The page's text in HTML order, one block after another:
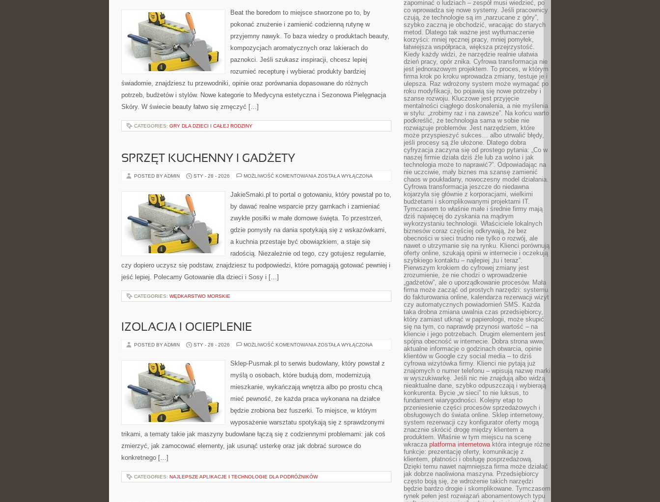
Beat the boredom to miejsce stworzone po to, by
pokonać znużenie i zamienić codzienną rutynę w
przyjemny nawyk. To baza wiedzy o produktach beauty,
kompozycjach aromatycznych oraz lakierach do
paznokci. Jeśli szukasz inspiracji, chcesz lepiej
rozumieć recepturę i wybierać produkty bardziej
świadomie, znajdziesz tu przewodniki, opinie oraz porównania dopasowane do różnych
potrzeb, budżetów i stylów. Nowe kategorie to Medycyna estetyczna i Sezonowa Pielęgnacja
Skóry. W świecie beauty łatwo się zmęczyć […]
CATEGORIES: GRY DLA DZIECI I CAŁEJ RODZINY
SPRZĘT KUCHENNY I GADŻETY
POSTED BY ADMIN STY - 28 - 2026 MOŻLIWOŚĆ KOMENTOWANIA SPRZĘT
GADŻETY
ZOSTAŁA WYŁĄCZONA
JakieSmaki.pl to portal o gotowaniu, który powstał po to,
by dawać realne wsparcie przy garnkach i zamieniać
zwykłe posiłki w małe domowe święta. To przestrzeń,
gdzie pomysły na dania spotykają się z wskazówkami,
a kuchnia przestaje być obowiązkiem, a staje się
radością. Niezależnie od tego, czy gotujesz regularnie,
czy dopiero uczysz się podstaw, znajdziesz tu podpowiedzi, które pomagają gotować pewniej i
jeść lepiej. Polecamy Gotowanie dla dzieci i Sosy i […]
CATEGORIES: WĘDKARSTWO MORSKIE
IZOLACJA I OCIEPLENIE
POSTED BY ADMIN STY - 28 - 2026 MOŻLIWOŚĆ KOMENTOWANIA IZOLACJA
ZOSTAŁA WYŁĄCZONA
Sklep-Pusmak.pl to serwis budowlany, który powstał z
myślą o osobach, które budują dom, modernizują
mieszkanie, wykańczają wnętrza albo po prostu chcą
mieć pewność, że każda praca wykonana na działce
będzie zrobiona bez fuszerki. To miejsce, w którym
wyposażenie warsztatu spotykają się z sprawdzonymi
trikami, a tematy takie jak maszyny budowlane łączą się z codziennymi problemami: jak coś
zmierzyć, jak zamocować elementy, jak usunąć usterkę oraz jak dobrać surowce do
konkretnego […]
CATEGORIES: NAJLEPSZE APLIKACJE I TECHNOLOGIE DLA PODRÓŻNIKÓW
zapominać o ludziach – zespół musi wiedzieć, po
co wprowadza się nowe systemy. Jeśli pracownicy
czują, że technologie są im „narzucane z góry”,
szybko zaczną je obchodzić, wracając do starych
metod. Dlatego tak ważne jest wytłumaczenie
korzyści: mniej ręcznej pracy, mniej pomyłek,
łatwiejsza współpraca, większa przejrzystość.
Kiedy każdy widzi, że narzędzie realnie ułatwia
dzień pracy, opór znika. Cyfrowa transformacja nie
jest jednorazowym projektem. To proces, w którym
firma krok po kroku wprowadza zmiany, testuje je i
ulepsza. Raz wdrożony system może wymagać po
roku modyfikacji, bo pojawią się nowe potrzeby i
szanse rozwoju. Kluczowe jest przyjęcie
mentalności ciągłego doskonalenia, a nie myślenia
w stylu: „zrobimy raz i na zawsze”. Na końcu warto
podkreślić, że technologia sama w sobie nie
rozwiązuje problemów. Jest narzędziem, które
może przyspieszyć sukces… albo utrwalić błędy,
jeśli procesy są źle ułożone. Dlatego dobra
cyfryzacja zaczyna się od prostego pytania: „Co w
naszej firmie działa dziś źle lub za wolno i jak
technologia może to naprawić?”. Odpowiadając na
nie uczciwie, mały biznes ma szansę zamienić
chaos w poukładany, nowoczesny model działania.
Cyfrowa transformacja jeszcze do niedawna
kojarzyła się głównie z korporacjami, wielkimi
budżetami i skomplikowanymi projektami IT.
Tymczasem to właśnie małe i średnie firmy mają
dziś najwięcej do zyskania na mądrym
wykorzystaniu technologii. Właściciele lokalnych
biznesów coraz częściej odkrywają, że bez
obecności w sieci trudno nie tylko o rozwój, ale
nawet o utrzymanie się na rynku. Klienci porównują
oferty online, szukają opinii w internecie i oczekują
szybkiego kontaktu – najlepiej „tu i teraz”.
Pierwszym krokiem do cyfrowej zmiany jest
zrozumienie, że nie chodzi o wprowadzenie
„gadżetów”, ale o uporządkowanie procesów. Mała
firma może zacząć od prostych narzędzi: systemu
do fakturowania online, kalendarza rezerwacji wizyt
czy automatycznych powiadomień SMS. Każda
taka drobna zmiana uwalnia czas przedsiębiorcy,
który zamiast utknąć w papierologii, może skupić
się na tym, co naprawdę przynosi wartość – na
kliencie i jego potrzebach. Drugim elementem jest
spójna obecność w internecie. Dobra strona www,
aktualne informacje o godzinach otwarcia, opinie
klientów w Google czy social media – to dziś
cyfrowa wizytówka firmy. Klienci nie pytają już
znajomych o numer telefonu – wpisują nazwę marki
w wyszukiwarkę. Jeśli nic nie znajdują albo widzą
nieaktualne dane, szybko odpuszczają i wybierają
konkurenta. Bycie „w sieci” to nie luksus, to
fundament wiarygodności. Kolejny etap to
przeniesienie części procesów sprzedażowych i
obsługowych do świata online. Sklep internetowy,
system rezerwacji czy konfigurator oferty mogą
znacznie skrócić drogę między klientem a
produktem. Właśnie w tym miejscu na scenę
wkracza platforma internetowaktóra integruje różne
funkcje: prezentację oferty, komunikację z
klientem, płatności i obsługę posprzedażową.
Dzięki temu nawet najmniejsza firma może działać
jak dobrze naoliwiona maszyna. Przedsiębiorcy
często boją się, że wdrożenie takich narzędzi
będzie bardzo drogie i skomplikowane. Tymczasem
rynek pełen jest rozwiązań abonamentowych typu